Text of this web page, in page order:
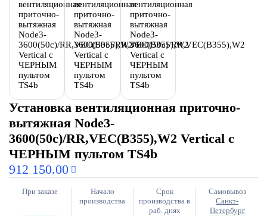
Установка вентиляционная приточно-
вытяжная Node3-
3600(50c)/RR,VEC(B355),W2 Vertical с
ЧЕРНЫМ пультом TS4b
912 150.00
При заказе
Начало
производства
Срок
производства в
раб. днях
Самовывоз
Санкт-
Петербург